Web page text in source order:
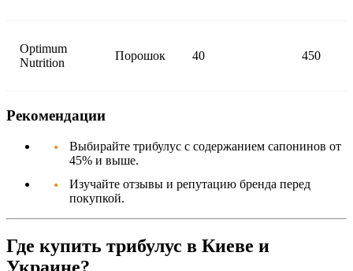
Optimum
Nutrition
Порошок 40 450
Рекомендации
Выбирайте трибулус с содержанием сапонинов от
45% и выше.
Изучайте отзывы и репутацию бренда перед
покупкой.
Где купить трибулус в Киеве и